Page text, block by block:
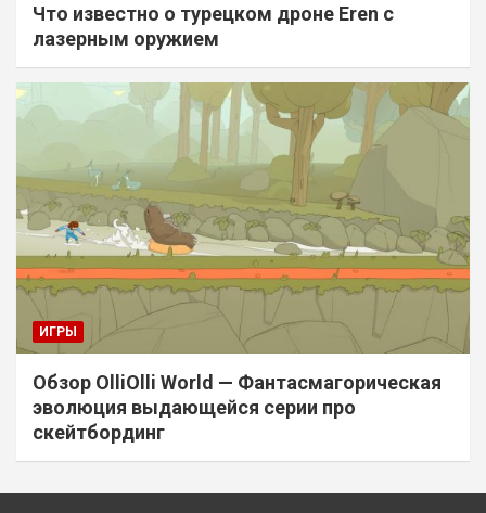
Что известно о турецком дроне Eren с
лазерным оружием
ИГРЫ
Обзор OlliOlli World — Фантасмагорическая
эволюция выдающейся серии про
скейтбординг